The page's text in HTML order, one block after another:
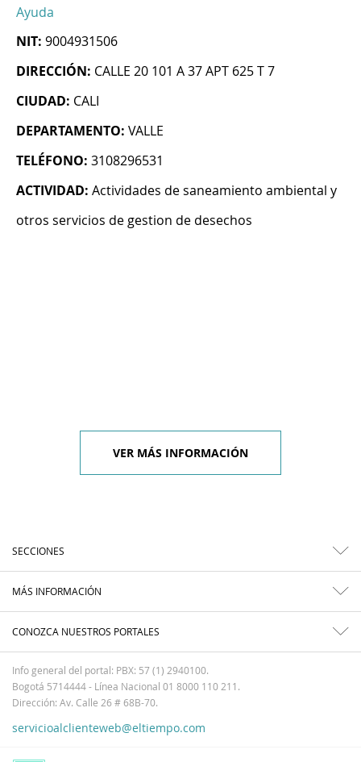
Ayuda
NIT: 9004931506
DIRECCIÓN: CALLE 20 101 A 37 APT 625 T 7
CIUDAD: CALI
DEPARTAMENTO: VALLE
TELÉFONO: 3108296531
ACTIVIDAD: Actividades de saneamiento ambiental y
otros servicios de gestion de desechos
VER MÁS INFORMACIÓN
SECCIONES
MÁS INFORMACIÓN
CONOZCA NUESTROS PORTALES
Info general del portal: PBX: 57 (1) 2940100.
Bogotá 5714444 - Línea Nacional 01 8000 110 211.
Dirección: Av. Calle 26 # 68B-70.
servicioalclienteweb@eltiempo.com